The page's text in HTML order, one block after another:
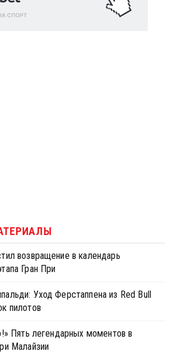
возвращение в календарь
Гран При
Уход Ферстаппена из Red Bull
пилотов
Пять легендарных моментов в
Малайзии